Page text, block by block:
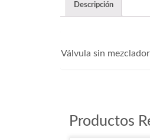
Descripción
Válvula sin
Productos